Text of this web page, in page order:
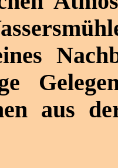
aus